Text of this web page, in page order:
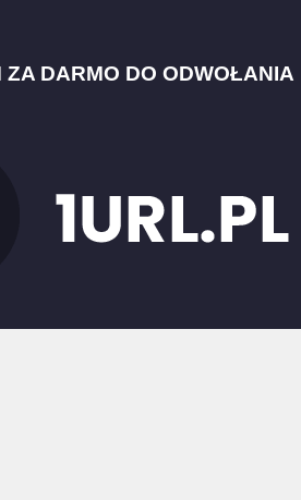
ZA DARMO DO ODWOŁANIA